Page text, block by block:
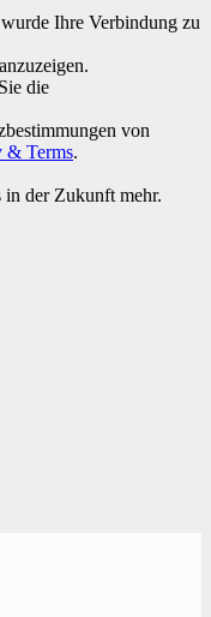
Ihre Verbindung zu
die
von
& Terms.
der Zukunft mehr.